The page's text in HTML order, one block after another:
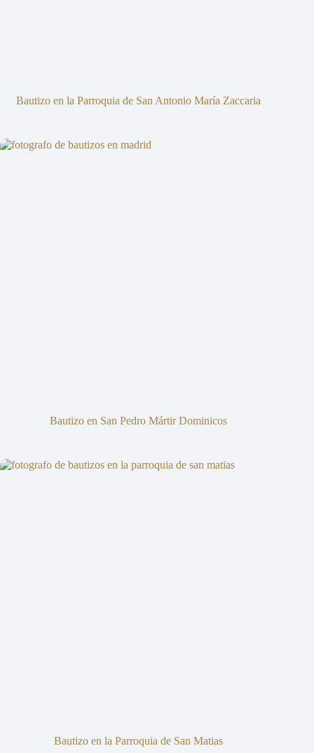
Bautizo en la Parroquia de San Antonio María Zaccaria
Bautizo en San Pedro Mártir Dominicos
Bautizo en la Parroquia de San Matias